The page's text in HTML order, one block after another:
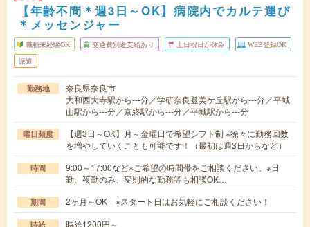
【年齢不問＊週3日～OK】病院内でカルテ運び
＊メッセンジャー
職種未経験OK 交通費別途支給あり 土日祝日が休み WEB登録OK
派遣
勤務地
奈良県奈良市
大和西大寺駅から---分／学研奈良登美ケ丘駅から---分／平城
山駅から---分／京終駅から---分／平城駅から---分
曜日頻度
【週3日～OK】月～金曜日で希望シフト制 ※徐々に勤務回数
を増やしていくことも可能です！（最初は週3日からなど）
時間
9:00～17:00など※ご希望の時間帯をご相談ください。※日
勤、夜勤のみ、変則的な勤務等も相談OK…
期間 2ヶ月～OK ※スタート日はお気軽にご相談ください！
時給 時給1200円～